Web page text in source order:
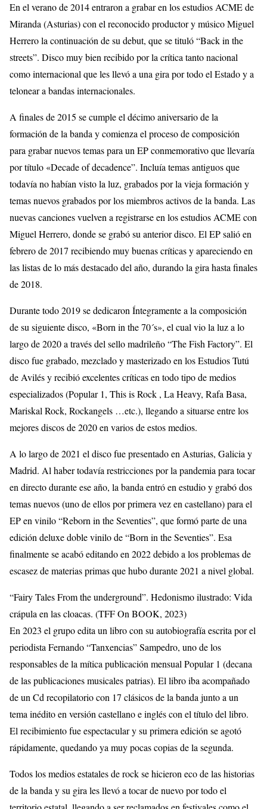
En el verano de 2014 entraron a grabar en los estudios ACME de
Miranda (Asturias) con el reconocido productor y músico Miguel
Herrero la continuación de su debut, que se tituló “Back in the
streets”. Disco muy bien recibido por la crítica tanto nacional
como internacional que les llevó a una gira por todo el Estado y a
telonear a bandas internacionales.
A finales de 2015 se cumple el décimo aniversario de la
formación de la banda y comienza el proceso de composición
para grabar nuevos temas para un EP conmemorativo que llevaría
por título «Decade of decadence”. Incluía temas antiguos que
todavía no habían visto la luz, grabados por la vieja formación y
temas nuevos grabados por los miembros activos de la banda. Las
nuevas canciones vuelven a registrarse en los estudios ACME con
Miguel Herrero, donde se grabó su anterior disco. El EP salió en
febrero de 2017 recibiendo muy buenas críticas y apareciendo en
las listas de lo más destacado del año, durando la gira hasta finales
de 2018.
Durante todo 2019 se dedicaron Íntegramente a la composición
de su siguiente disco, «Born in the 70´s», el cual vio la luz a lo
largo de 2020 a través del sello madrileño “The Fish Factory”. El
disco fue grabado, mezclado y masterizado en los Estudios Tutú
de Avilés y recibió excelentes críticas en todo tipo de medios
especializados (Popular 1, This is Rock , La Heavy, Rafa Basa,
Mariskal Rock, Rockangels …etc.), llegando a situarse entre los
mejores discos de 2020 en varios de estos medios.
A lo largo de 2021 el disco fue presentado en Asturias, Galicia y
Madrid. Al haber todavía restricciones por la pandemia para tocar
en directo durante ese año, la banda entró en estudio y grabó dos
temas nuevos (uno de ellos por primera vez en castellano) para el
EP en vinilo “Reborn in the Seventies”, que formó parte de una
edición deluxe doble vinilo de “Born in the Seventies”. Esa
finalmente se acabó editando en 2022 debido a los problemas de
escasez de materias primas que hubo durante 2021 a nivel global.
“Fairy Tales From the underground”. Hedonismo ilustrado: Vida
crápula en las cloacas. (TFF On BOOK, 2023)
En 2023 el grupo edita un libro con su autobiografía escrita por el
periodista Fernando “Tanxencias” Sampedro, uno de los
responsables de la mítica publicación mensual Popular 1 (decana
de las publicaciones musicales patrias). El libro iba acompañado
de un Cd recopilatorio con 17 clásicos de la banda junto a un
tema inédito en versión castellano e inglés con el título del libro.
El recibimiento fue espectacular y su primera edición se agotó
rápidamente, quedando ya muy pocas copias de la segunda.
Todos los medios estatales de rock se hicieron eco de las historias
de la banda y su gira les llevó a tocar de nuevo por todo el